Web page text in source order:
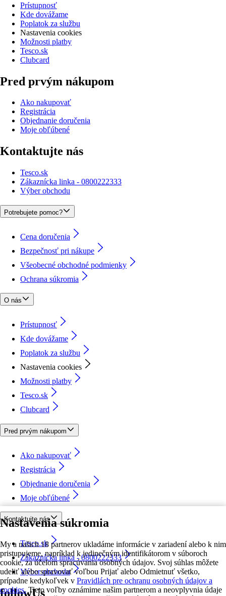
Nastavenia súkromia
My a našich 18 partnerov ukladáme informácie v zariadení alebo k nim
pristupujeme, napríklad k jedinečným identifikátorom v súboroch
cookie, za účelom spracúvania osobných údajov. Svoj súhlas môžete
udeliť alebo spravovať voľbou Prijať alebo Odmietnuť všetko,
prípadne kedykoľvek v Pravidlách pre ochranu osobných údajov a
cookies. Tieto voľby oznámime našim partnerom a neovplyvnia údaje
Prístupnosť
Kde dovážame
Poplatok za službu
Nastavenia cookies
Možnosti platby
Tesco.sk
Clubcard
Pred prvým nákupom
Ako nakupovať
Registrácia
Objednanie doručenia
Moje obľúbené
Kontaktujte nás
Tesco.sk
Zákaznícka linka - 0800222333
Výber obchodu
Potrebujete pomoc?
Cena doručenia
Bezpečnosť pri nákupe
Všeobecné obchodné podmienky
Ochrana súkromia
O nás
Prístupnosť
Kde dovážame
Poplatok za službu
Nastavenia cookies
Možnosti platby
Tesco.sk
Clubcard
Pred prvým nákupom
Ako nakupovať
Registrácia
Objednanie doručenia
Moje obľúbené
Kontaktujte nás
Tesco.sk
Zákaznícka linka - 0800222333
Výber obchodu
followUs